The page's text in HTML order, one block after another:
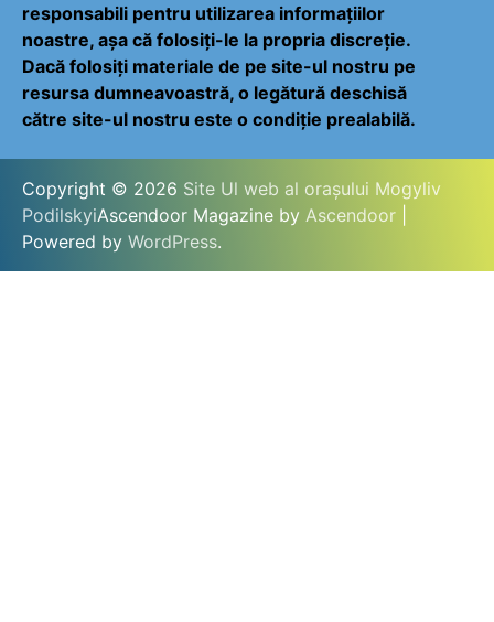
responsabili pentru utilizarea informațiilor
noastre, așa că folosiți-le la propria discreție.
Dacă folosiți materiale de pe site-ul nostru pe
resursa dumneavoastră, o legătură deschisă
către site-ul nostru este o condiție prealabilă.
Copyright © 2026 Site Ul web al orașului Mogyliv
PodilskyiAscendoor Magazine by Ascendoor
Powered by WordPress.